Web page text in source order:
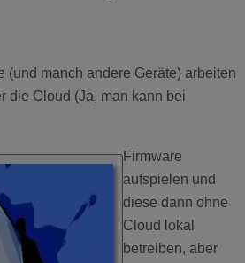
(und manch andere Geräte) arbeiten
die Cloud (Ja, man kann bei
Firmware
aufspielen und
diese dann ohne
Cloud lokal
betreiben, aber